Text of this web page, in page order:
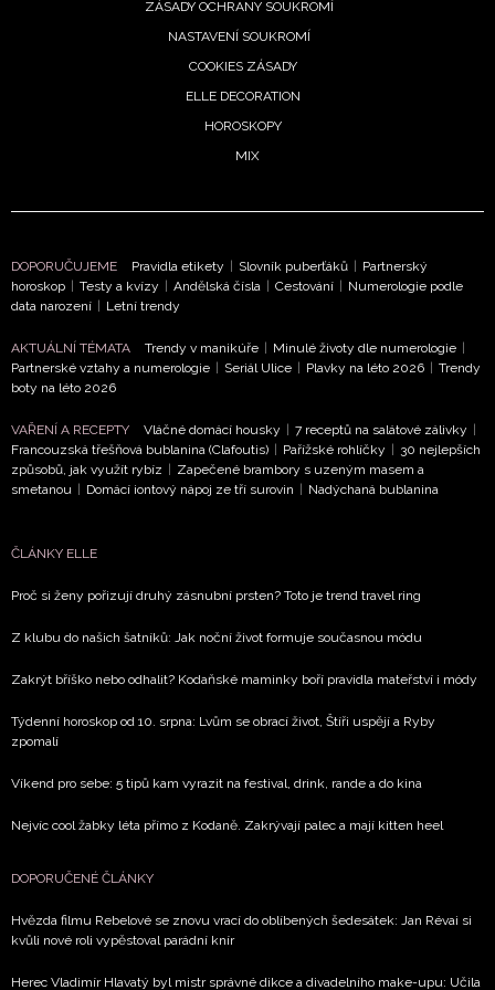
ZÁSADY OCHRANY SOUKROMÍ
NASTAVENÍ SOUKROMÍ
COOKIES ZÁSADY
ELLE DECORATION
HOROSKOPY
MIX
DOPORUČUJEME Pravidla etikety | Slovník puberťáků | Partnerský
horoskop | Testy a kvízy | Andělská čísla | Cestování | Numerologie podle
data narození | Letní trendy
AKTUÁLNÍ TÉMATA Trendy v manikúře | Minulé životy dle numerologie |
Partnerské vztahy a numerologie | Seriál Ulice | Plavky na léto 2026 | Trendy
boty na léto 2026
VAŘENÍ A RECEPTY Vláčné domácí housky | 7 receptů na salátové zálivky |
Francouzská třešňová bublanina (Clafoutis) | Pařížské rohlíčky | 30 nejlepších
způsobů, jak využít rybíz | Zapečené brambory s uzeným masem a
smetanou | Domácí iontový nápoj ze tří surovin | Nadýchaná bublanina
ČLÁNKY ELLE
Proč si ženy pořizují druhý zásnubní prsten? Toto je trend travel ring
Z klubu do našich šatníků: Jak noční život formuje současnou módu
Zakrýt bříško nebo odhalit? Kodaňské maminky boří pravidla mateřství i módy
Týdenní horoskop od 10. srpna: Lvům se obrací život, Štíři uspějí a Ryby
zpomalí
Víkend pro sebe: 5 tipů kam vyrazit na festival, drink, rande a do kina
Nejvíc cool žabky léta přímo z Kodaně. Zakrývají palec a mají kitten heel
DOPORUČENÉ ČLÁNKY
Hvězda filmu Rebelové se znovu vrací do oblíbených šedesátek: Jan Révai si
kvůli nové roli vypěstoval parádní knír
Herec Vladimír Hlavatý byl mistr správné dikce a divadelního make-upu: Učila